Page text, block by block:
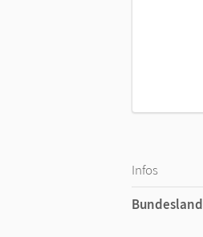
Infos
Bundesland